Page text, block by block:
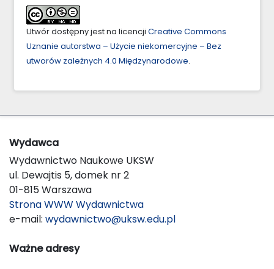
Utwór dostępny jest na licencji Creative Commons
Uznanie autorstwa – Użycie niekomercyjne – Bez
utworów zależnych 4.0 Międzynarodowe.
Wydawca
Wydawnictwo Naukowe UKSW
ul. Dewajtis 5, domek nr 2
01-815 Warszawa
Strona WWW Wydawnictwa
e-mail: wydawnictwo@uksw.edu.pl
Ważne adresy